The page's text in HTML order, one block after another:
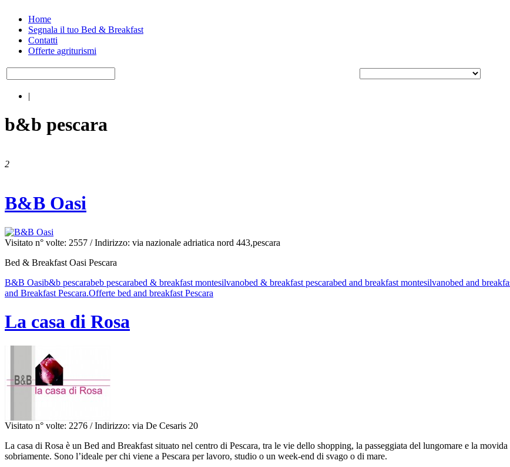
Home
Segnala il tuo Bed & Breakfast
Contatti
Offerte agriturismi
|
b&b pescara
2
B&B Oasi
Visitato n° volte: 2557 / Indirizzo: via nazionale adriatica nord 443,pescara
Bed & Breakfast Oasi Pescara
B&B Oasib&b pescarabeb pescarabed & breakfast montesilvanobed & breakfast pescarabed and breakfast montesilvanobed and
and Breakfast Pescara.Offerte bed and breakfast Pescara
La casa di Rosa
Visitato n° volte: 2276 / Indirizzo: via De Cesaris 20
La casa di Rosa è un Bed and Breakfast situato nel centro di Pescara, tra le vie dello shopping, la passeggiata del lungomare e la
sobriamente. Sono l’ideale per chi viene a Pescara per lavoro, studio o un week-end di svago o di mare.